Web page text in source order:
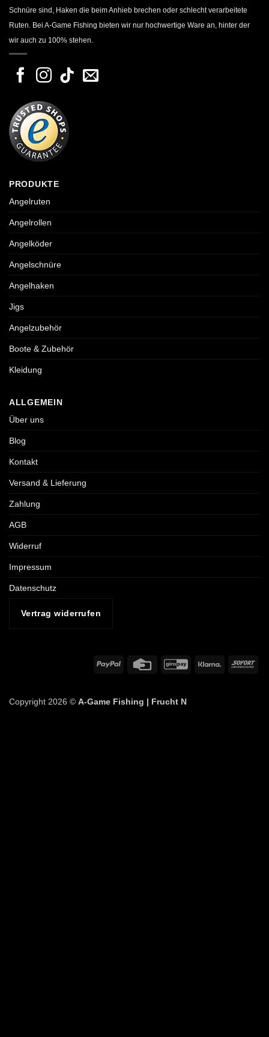
Schnüre sind, Haken die beim Anhieb brechen oder schlecht verarbeitete
Ruten. Bei A-Game Fishing bieten wir nur hochwertige Ware an, hinter der
wir auch zu 100% stehen.
PRODUKTE
Angelruten
Angelrollen
Angelköder
Angelschnüre
Angelhaken
Jigs
Angelzubehör
Boote & Zubehör
Kleidung
ALLGEMEIN
Über uns
Blog
Kontakt
Versand & Lieferung
Zahlung
AGB
Widerruf
Impressum
Datenschutz
Vertrag widerrufen
PayPal
Credit
GiroPay Klarna
Copyright 2026 © A-Game Fishing | Frucht N